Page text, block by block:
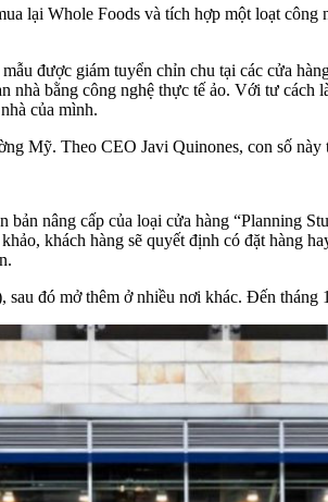
lại Whole Foods và tích hợp một loạt
được giám tuyển chỉn chu tại các cửa
bằng công nghệ thực tế ảo. Với tư cách
của mình.
Mỹ. Theo CEO Javi Quinones, con số
nâng cấp của loại cửa hàng “Planning
khách hàng sẽ quyết định có đặt hàng
đó mở thêm ở nhiều nơi khác. Đến